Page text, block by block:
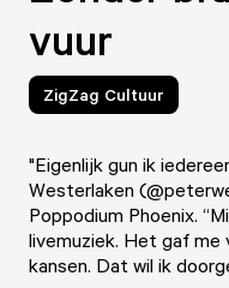
vuur
ZigZag Cultuur
"Eigenlijk gun ik
Westerlaken
Poppodium Phoenix.
livemuziek. Het gaf me
kansen. Dat wil ik